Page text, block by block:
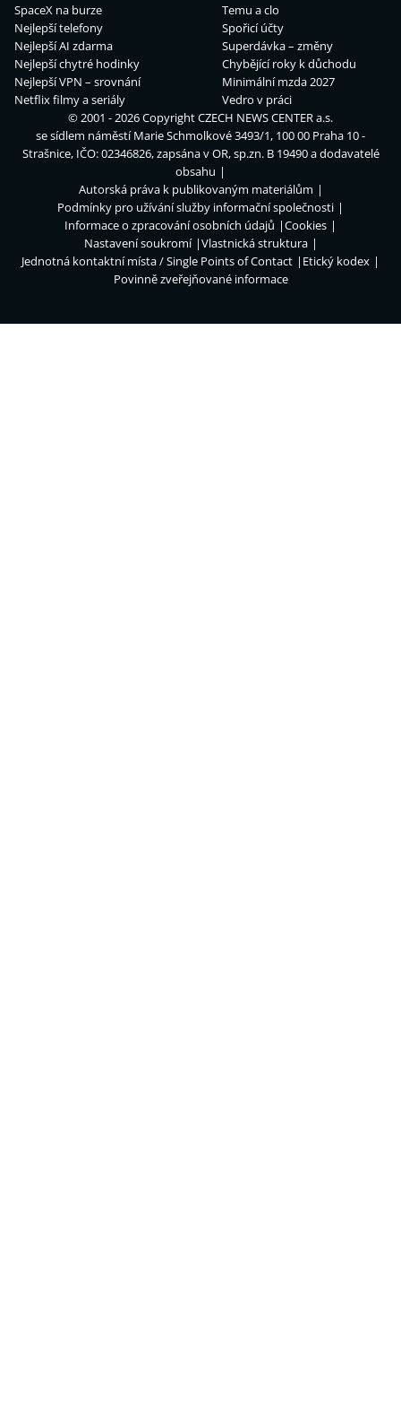
SpaceX na burze
Nejlepší telefony
Nejlepší AI zdarma
Nejlepší chytré hodinky
Nejlepší VPN – srovnání
Netflix filmy a seriály
Temu a clo
Spořicí účty
Superdávka – změny
Chybějící roky k důchodu
Minimální mzda 2027
Vedro v práci
© 2001 - 2026 CopyrightCZECH NEWS CENTER a.s.
se sídlem náměstí Marie Schmolkové 3493/1, 100 00 Praha 10 -
Strašnice, IČO: 02346826, zapsána v OR, sp.zn. B 19490 a dodavatelé
obsahu
Autorská práva k publikovaným materiálům
Podmínky pro užívání služby informační společnosti
Informace o zpracování osobních údajů
Cookies
Nastavení soukromí
Vlastnická struktura
Jednotná kontaktní místa / Single Points of Contact
Etický kodex
Povinně zveřejňované informace